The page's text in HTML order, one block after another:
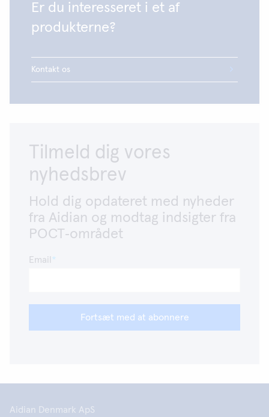
Er du interesseret i et af
produkterne?
Kontakt os
Tilmeld dig vores
nyhedsbrev
Hold dig opdateret med nyheder
fra Aidian og modtag indsigter fra
POCT‑området
Email
Fortsæt med at abonnere
Aidian Denmark ApS